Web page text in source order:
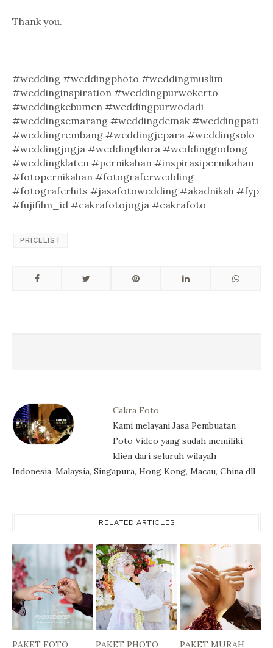
Thank you.
#wedding #weddingphoto #weddingmuslim
#weddinginspiration #weddingpurwokerto
#weddingkebumen #weddingpurwodadi
#weddingsemarang #weddingdemak #weddingpati
#weddingrembang #weddingjepara #weddingsolo
#weddingjogja #weddingblora #weddinggodong
#weddingklaten #pernikahan #inspirasipernikahan
#fotopernikahan #fotograferwedding
#fotograferhits #jasafotowedding #akadnikah #fyp
#fujifilm_id #cakrafotojogja #cakrafoto
PRICELIST
Cakra Foto
Kami melayani Jasa Pembuatan
Foto Video yang sudah memiliki
klien dari seluruh wilayah
Indonesia, Malaysia, Singapura, Hong Kong, Macau, China dll
RELATED ARTICLES
PAKET FOTO PAKET PHOTO PAKET MURAH